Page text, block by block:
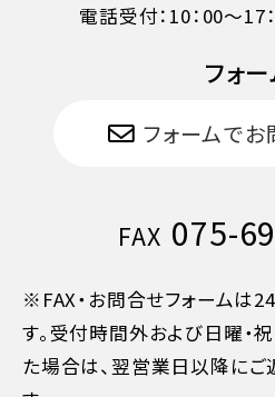
電話受付：10：00～17
フォ
フォームで
FAX 075-
※FAX・お問合せフォームは
す。受付時間外および日曜・
た場合は、翌営業日以降にご